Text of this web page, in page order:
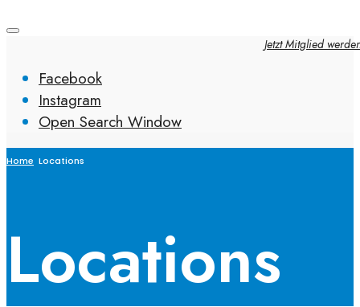
Jetzt Mitglied
Facebook
Instagram
Open Search Window
Home Locations
Locations